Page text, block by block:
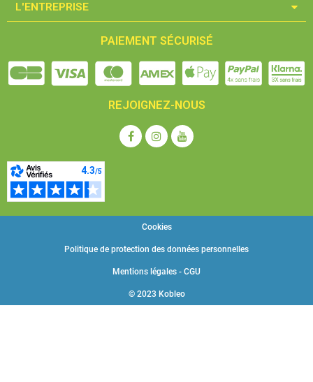
L'ENTREPRISE​
PAIEMENT SÉCURISÉ
REJOIGNEZ-NOUS
© 2023 Kobleo
Mentions légales - CGU
Politique de protection des données personnelles
Cookies